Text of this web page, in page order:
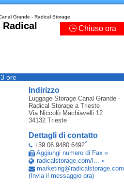
Grande - Radical Storage
🕒 Chiuso ora
ore
Indirizzo
Luggage Storage Canal Grande -
Radical Storagea Trieste
Via Niccolò Machiavelli 12
34132 Trieste
Dettagli di contatto
+39 06 9480 6492*
Aggiungi numero di Fax »
radicalstorage.com/l... »
marketing@radicalstorage.com
(Invia il messaggio ora)